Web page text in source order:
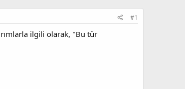
#1
ilgili olarak, "Bu tür